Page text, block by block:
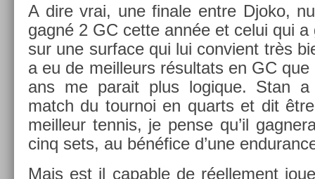
A dire vrai, une fin­ale entre Djoko,
gagné 2 GC cette année et celui qui
sur une sur­face qui lui con­vient très
a eu de meil­leurs résul­tats en GC
ans me para­it plus logique. Stan
match du tour­noi en quarts et dit
meil­leur ten­nis, je pense qu’il
cinq sets, au bénéfice d’une
Mais est il cap­able de réel­le­ment